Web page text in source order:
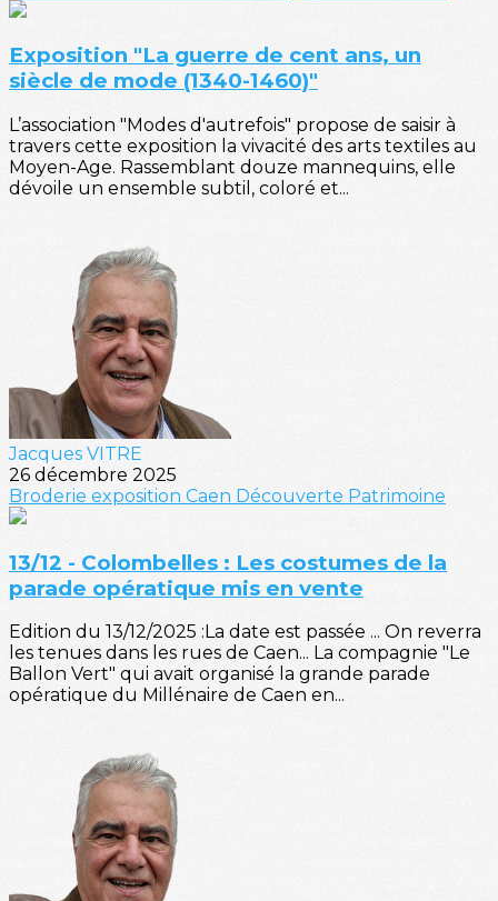
Exposition "La guerre de cent ans, un
siècle de mode (1340-1460)"
L’association "Modes d'autrefois" propose de saisir à
travers cette exposition la vivacité des arts textiles au
Moyen-Age. Rassemblant douze mannequins, elle
dévoile un ensemble subtil, coloré et...
Jacques VITRE
26 décembre 2025
Broderie exposition Caen Découverte Patrimoine
13/12 - Colombelles : Les costumes de la
parade opératique mis en vente
Edition du 13/12/2025 :La date est passée ... On reverra
les tenues dans les rues de Caen... La compagnie "Le
Ballon Vert" qui avait organisé la grande parade
opératique du Millénaire de Caen en...